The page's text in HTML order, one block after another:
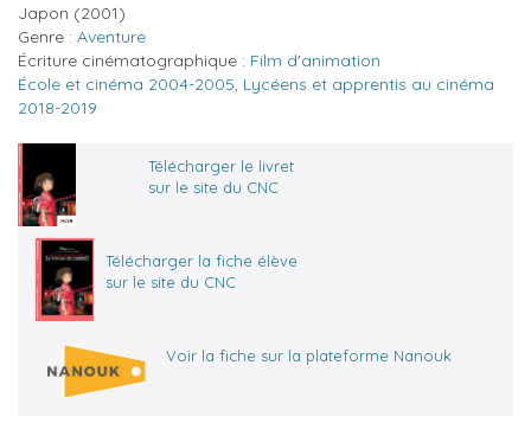
Japon (2001)
Genre : Aventure
Écriture cinématographique : Film d'animation
École et cinéma 2004-2005, Lycéens et apprentis au cinéma
2018-2019
Télécharger le livret
sur le site du CNC
Télécharger la fiche élève
sur le site du CNC
Voir la fiche sur la plateforme Nanouk